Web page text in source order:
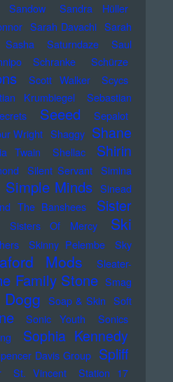
Sandow Sandra Hüller
Sarah Davachi Sarah
Sasha Saturndaze
Saul
Schranke Schürze
Scott Walker
Scycs
Krumbiegel
Sebastian
Seeed Sepalot
Wright Shaggy Shane
Twain Shellac
Shirin
Silent Servant Simina
Simple Minds Sinead
The Banshees
Sister
Sisters Of Mercy
Ski
Skinny Pelembe
Sky
Mods
Sleater-
Family Stone Smag
Soap & Skin Soft
Sonic Youth
Sonics
Sophia Kennedy
Davis Group Spliff
St. Vincent
Station 17